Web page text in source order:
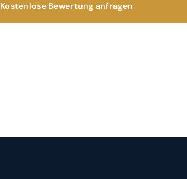
Kostenlose Bewertung anfragen